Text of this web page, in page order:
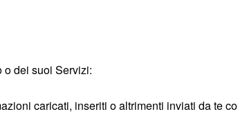
dei suoi Servizi:
caricati, inseriti o altrimenti inviati da te